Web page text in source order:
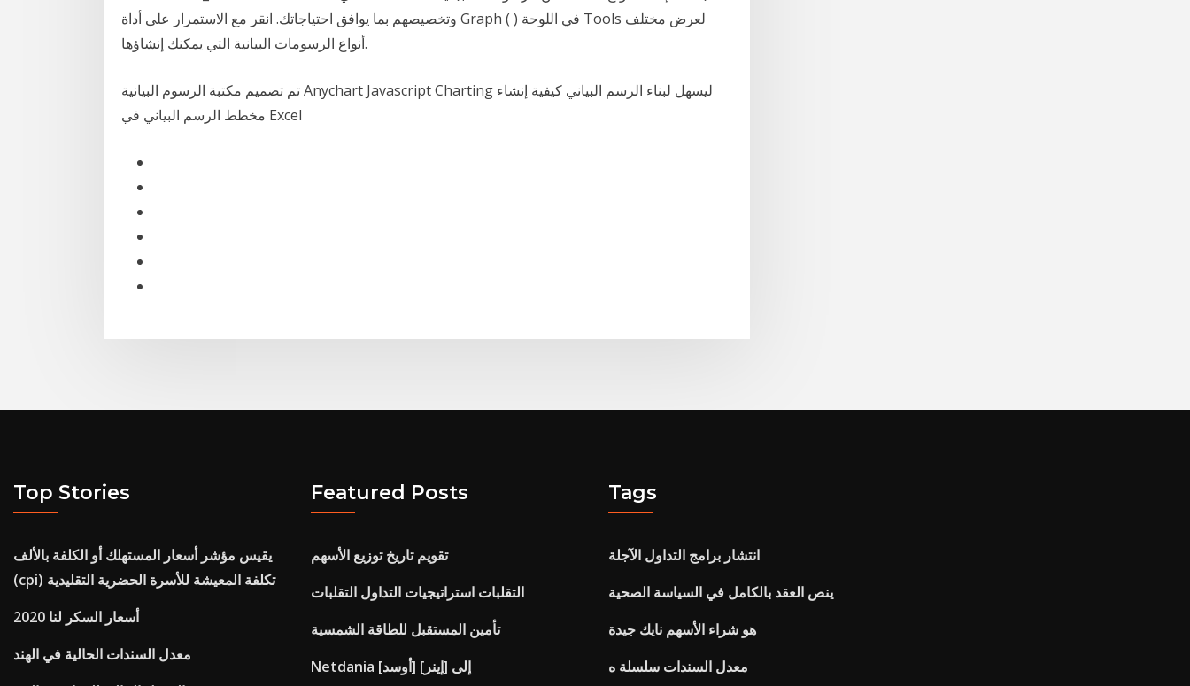
وتخصيصهم بما يوافق احتياجاتك. انقر مع الاستمرار على أداة Graph ( ) في اللوحة Tools لعرض مختلف
أنواع الرسومات البيانية التي يمكنك إنشاؤها.
تم تصميم مكتبة الرسوم البيانية Anychart Javascript Charting ليسهل لبناء الرسم البياني كيفية إنشاء
مخطط الرسم البياني في Excel
Top Stories
يقيس مؤشر أسعار المستهلك أو الكلفة بالألف
(cpi) تكلفة المعيشة للأسرة الحضرية التقليدية
أسعار السكر لنا 2020
معدل السندات الحالية في الهند
Featured Posts
تقويم تاريخ توزيع الأسهم
التقلبات استراتيجيات التداول التقلبات
تأمين المستقبل للطاقة الشمسية
Netdania [أوسد] إلى [إينر]
Tags
انتشار برامج التداول الآجلة
ينص العقد بالكامل في السياسة الصحية
هو شراء الأسهم نايك جيدة
معدل السندات سلسلة ه